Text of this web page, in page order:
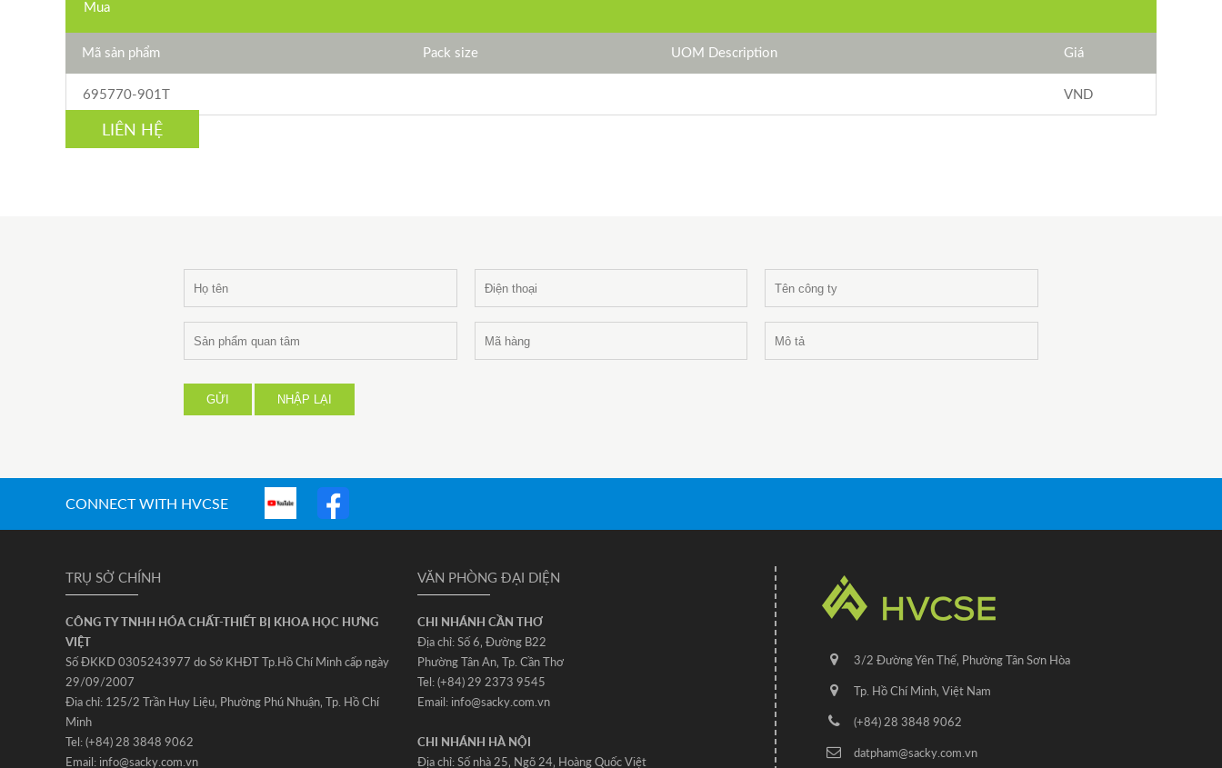
Mua
Mã sản phẩm Pack size UOM Description Giá
695770-901T VND
LIÊN HỆ
GỬI NHẬP LẠI
CONNECT WITH HVCSE
TRỤ SỞ CHÍNH
CÔNG TY TNHH HÓA CHẤT-THIẾT BỊ KHOA HỌC HƯNG
VIỆT
Số ĐKKD 0305243977 do Sở KHĐT Tp.Hồ Chí Minh cấp ngày
29/09/2007
Đia chỉ: 125/2 Trần Huy Liệu‚ Phường Phú Nhuận‚ Tp. Hồ Chí
Minh
Tel: (+84) 28 3848 9062
Email: info@sacky.com.vn
VĂN PHÒNG ĐẠI DIỆN
CHI NHÁNH CẦN THƠ
Địa chỉ: Số 6‚ Đường B22
Phường Tân An‚ Tp. Cần Thơ
Tel: (+84) 29 2373 9545
Email: info@sacky.com.vn
CHI NHÁNH HÀ NỘI
Địa chỉ: Số nhà 25‚ Ngõ 24‚ Hoàng Quốc Việt
3/2 Đường Yên Thế‚ Phường Tân Sơn Hòa
Tp. Hồ Chí Minh‚ Việt Nam
(+84) 28 3848 9062
datpham@sacky.com.vn